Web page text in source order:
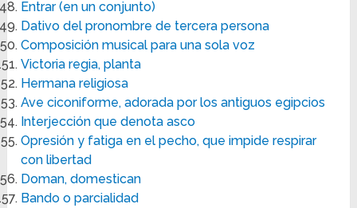
Entrar (en un conjunto)
Dativo del pronombre de tercera persona
Composición musical para una sola voz
Victoria regia, planta
Hermana religiosa
Ave ciconiforme, adorada por los antiguos egipcios
Interjección que denota asco
Opresión y fatiga en el pecho, que impide respirar
con libertad
Doman, domestican
Bando o parcialidad